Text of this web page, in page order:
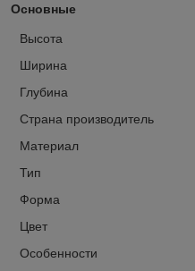
Основные
Высота
Ширина
Глубина
Страна производитель
Материал
Тип
Форма
Цвет
Особенности